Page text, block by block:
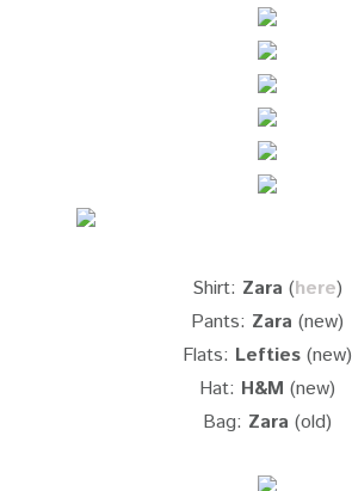
Shirt: Zara (here)
Pants: Zara (new)
Flats: Lefties (new)
Hat: H&M (new)
Bag: Zara (old)